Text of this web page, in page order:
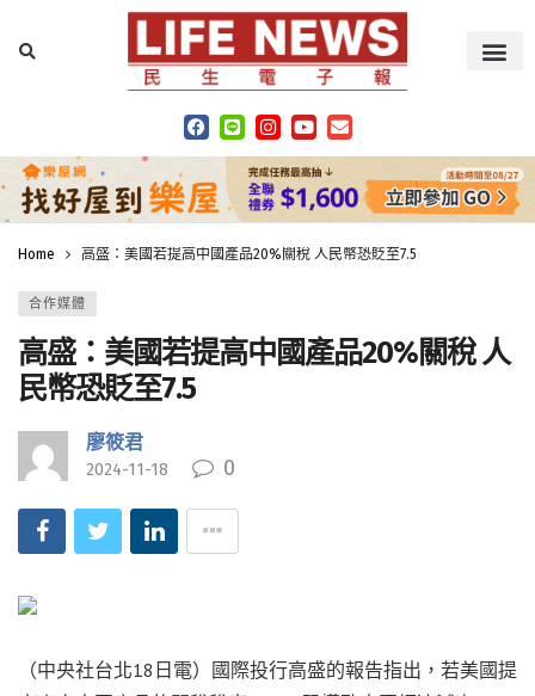
Home 高盛：美國若提高中國產品20%關稅 人民幣恐貶至7.5
合作媒體
高盛：美國若提高中國產品20%關稅 人
民幣恐貶至7.5
廖筱君
2024-11-18 0
（中央社台北18日電）國際投行高盛的報告指出，若美國提